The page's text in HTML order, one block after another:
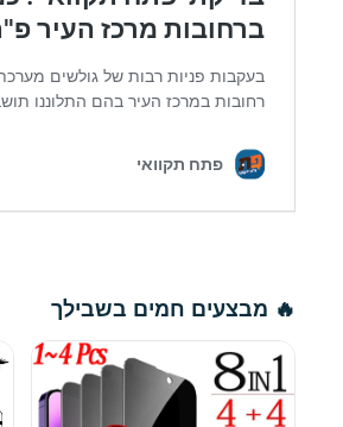
🔥 מבצעים חמים בשבילך